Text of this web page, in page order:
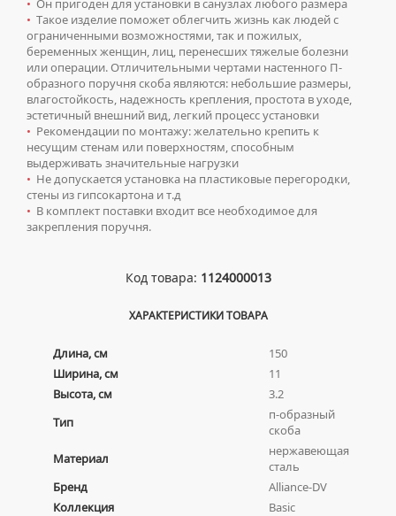
• Он пригоден для установки в санузлах любого размера
• Такое изделие поможет облегчить жизнь как людей с
ограниченными возможностями, так и пожилых,
беременных женщин, лиц, перенесших тяжелые болезни
или операции. Отличительными чертами настенного П-
образного поручня скоба являются: небольшие размеры,
влагостойкость, надежность крепления, простота в уходе,
эстетичный внешний вид, легкий процесс установки
• Рекомендации по монтажу: желательно крепить к
несущим стенам или поверхностям, способным
выдерживать значительные нагрузки
• Не допускается установка на пластиковые перегородки,
стены из гипсокартона и т.д
• В комплект поставки входит все необходимое для
закрепления поручня.
Код товара: 1124000013
ХАРАКТЕРИСТИКИ ТОВАРА
Длина, см
150
Ширина, см
11
Высота, см
3.2
Тип
п-образный
скоба
Материал
нержавеющая
сталь
Бренд
Alliance-DV
Коллекция
Basic
ТУМБЫ С УМЫВАЛЬНИКОМ НАПОЛЬНЫЕ
ТУМБЫ С УМЫВАЛЬНИКОМ ПОДВЕСНЫЕ
ШКАФЫ НАВЕСНЫЕ
СИФОНЫ ДЛЯ КУХОННЫХ МОЕК
НАПОЛЬНЫЕ ЛЮКИ
ПОРУЧНИ ДЛЯ МГН
СМЕСИТЕЛИ ДЛЯ МГН
УМЫВАЛЬНИКИ ДЛЯ МГН
УНИТАЗЫ ДЛЯ МГН
Смесители
СМЕСИТЕЛИ ДЛЯ БИДЕ
СМЕСИТЕЛИ ДЛЯ ВАННЫ
СМЕСИТЕЛИ ДЛЯ ДУША
СМЕСИТЕЛИ ДЛЯ УМЫВАЛЬНИКА
СМЕСИТЕЛИ МОНО
ЦВЕТНЫЕ СМЕСИТЕЛИ
УГЛОВЫЕ ВЕНТИЛЯ ДЛЯ СМЕСИТЕЛЕЙ
Сифоны
ДЛЯ ДУШЕВЫХ ПОДДОНОВ
Сушилки для рук
НАЖИМНЫЕ СУШИЛКИ ДЛЯ РУК
ВРЕЗНЫЕ УМЫВАЛЬНИКИ
НАКЛАДНЫЕ УМЫВАЛЬНИКИ
ПОДВЕСНЫЕ УМЫВАЛЬНИКИ
УМЫВАЛЬНИКИ НАД СТИРАЛЬНЫМИ МАШИНАМИ
ПЬЕДЕСТАЛЫ ДЛЯ УМЫВАЛЬНИКОВ
ПОЛУПЬЕДЕСТАЛЫ ДЛЯ УМЫВАЛЬНИКОВ
ПОДВЕСНЫЕ УНИТАЗЫ
УНИТАЗЫ-КОМПАКТЫ
УНИТАЗЫ С БИДЕТКОЙ
КРЫШКИ-СИДЕНЬЯ